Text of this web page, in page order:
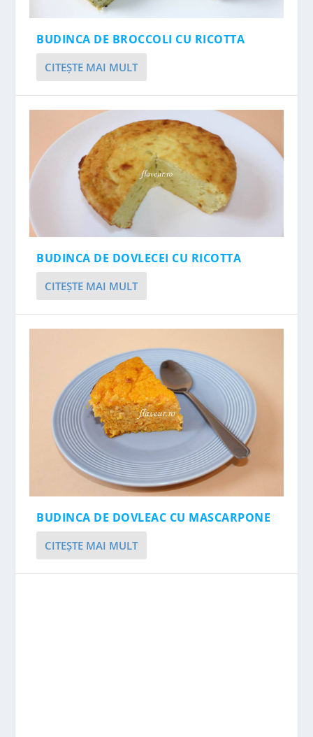
BUDINCA DE BROCCOLI CU RICOTTA
CITEŞTE MAI MULT
BUDINCA DE DOVLECEI CU RICOTTA
CITEŞTE MAI MULT
BUDINCA DE DOVLEAC CU MASCARPONE
CITEŞTE MAI MULT